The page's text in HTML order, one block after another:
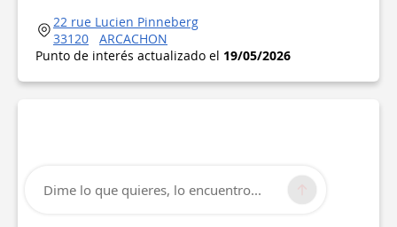
22 rue Lucien Pinneberg
33120
ARCACHON
Punto de interés actualizado el 19/05/2026
Dime lo que quieres, lo encuentro...